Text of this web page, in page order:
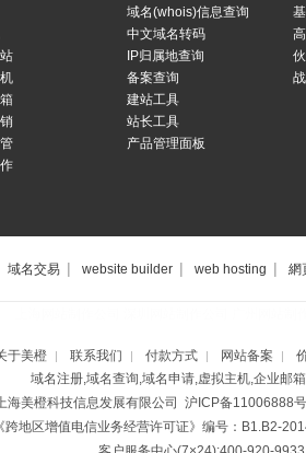
域名(whois)信息查询
中文域名转码
IP归属地查询
备案查询
建站工具
站长工具
产品管理面板
域名交易 | website builder | web hosting | 網
于美橙 | 联系我们 | 付款方式 | 网站备案 |
域名注册,域名查询,域名申请,虚拟主机,企业邮
海美橙科技信息发展有限公司 沪ICP备11006888号
《跨地区增值电信业务经营许可证》编号：B1.B2-